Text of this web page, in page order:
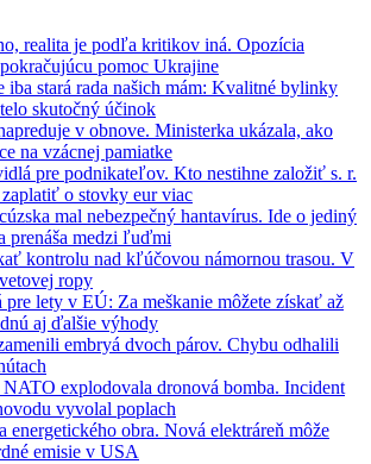
realita je podľa kritikov iná. Opozícia
pomoc Ukrajine
iba stará rada našich mám: Kvalitné bylinky
skutočný účinok
v obnove. Ministerka ukázala, ako
na vzácnej pamiatke
pre podnikateľov. Kto nestihne založiť s. r.
zaplatiť o stovky eur viac
mal nebezpečný hantavírus. Ide o jediný
prenáša medzi ľuďmi
kontrolu nad kľúčovou námornou trasou. V
ropy
lety v EÚ: Za meškanie môžete získať až
aj ďalšie výhody
embryá dvoch párov. Chybu odhalili
explodovala dronová bomba. Incident
vyvolal poplach
energetického obra. Nová elektráreň môže
emisie v USA